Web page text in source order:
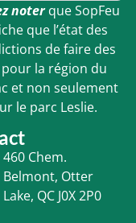
noter que SopFeu
que l’état des
de faire des
la région du
et non seulement
le parc Leslie.
460 Chem.
Belmont, Otter
Lake, QC J0X 2P0